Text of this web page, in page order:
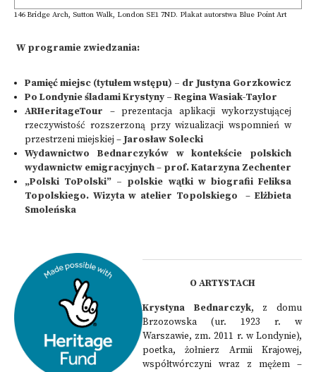
146 Bridge Arch, Sutton Walk, London SE1 7ND. Plakat autorstwa Blue Point Art
W programie zwiedzania:
Pamięć miejsc (tytułem wstępu) – dr Justyna Gorzkowicz
Po Londynie śladami Krystyny – Regina Wasiak-Taylor
ARHeritageTour – prezentacja aplikacji wykorzystującej
rzeczywistość rozszerzoną przy wizualizacji wspomnień w
przestrzeni miejskiej –Jarosław Solecki
Wydawnictwo Bednarczyków w kontekście polskich
wydawnictw emigracyjnych– prof. Katarzyna Zechenter
„Polski ToPolski” – polskie wątki w biografii Feliksa
Topolskiego. Wizyta w atelier Topolskiego –Elżbieta
Smoleńska
O ARTYSTACH
Krystyna Bednarczyk, z domu
Brzozowska (ur. 1923 r. w
Warszawie, zm. 2011 r. w Londynie),
poetka, żołnierz Armii Krajowej,
współtwórczyni wraz z mężem –